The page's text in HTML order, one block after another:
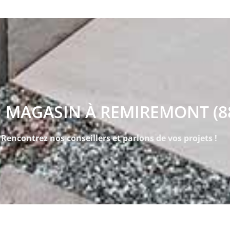
À REMIREMONT
Rencontrez nos conseillers et parlons de vos projets !